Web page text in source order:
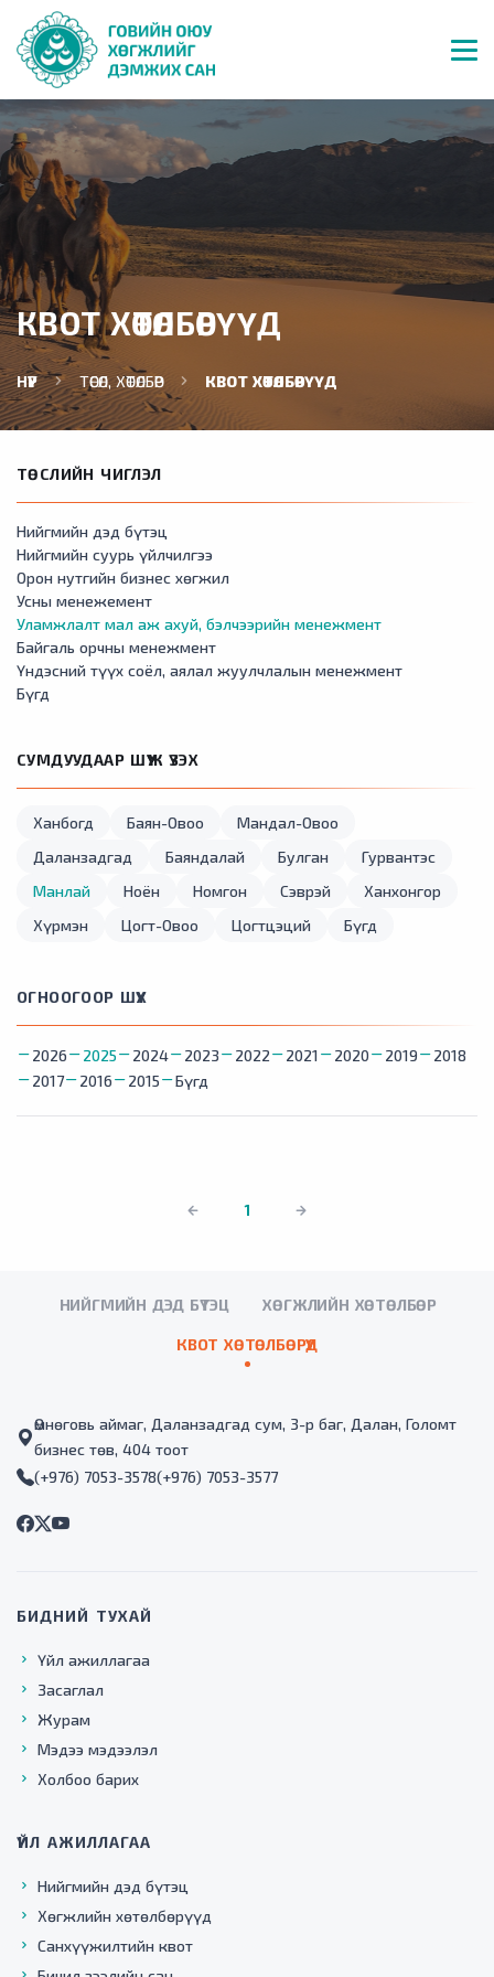
КВОТ ХӨТӨЛБӨРҮҮД
НҮҮР ТӨСӨЛ, ХӨТӨЛБӨР КВОТ ХӨТӨЛБӨРҮҮД
ТӨСЛИЙН ЧИГЛЭЛ
Нийгмийн дэд бүтэц
Нийгмийн суурь үйлчилгээ
Орон нутгийн бизнес хөгжил
Усны менежемент
Уламжлалт мал аж ахуй, бэлчээрийн менежмент
Байгаль орчны менежмент
Үндэсний түүх соёл, аялал жуулчлалын менежмент
Бүгд
СУМДУУДААР ШҮҮЖ ҮЗЭХ
Ханбогд Баян-Овоо
Мандал-Овоо
Даланзадгад
Баяндалай Булган
Гурвантэс
Манлай
Ноён Номгон Сэврэй
Ханхонгор
Хүрмэн
Цогт-Овоо Цогтцэций Бүгд
ОГНООГООР ШҮҮХ
2026 2025 2024 2023 2022 2021 2020 2019
2018
2017
2016 2015 Бүгд
1
НИЙГМИЙН ДЭД БҮТЭЦ ХӨГЖЛИЙН ХӨТӨЛБӨР
КВОТ ХӨТӨЛБӨРҮҮД
Өмнөговь аймаг, Даланзадгад сум, 3-р баг, Далан, Голомт
бизнес төв, 404 тоот
(+976) 7053-3578(+976) 7053-3577
БИДНИЙ ТУХАЙ
Үйл ажиллагаа
Засаглал
Журам
Мэдээ мэдээлэл
Холбоо барих
ҮЙЛ АЖИЛЛАГАА
Нийгмийн дэд бүтэц
Хөгжлийн хөтөлбөрүүд
Санхүүжилтийн квот